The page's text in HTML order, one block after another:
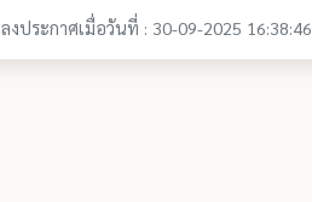
ลงประกาศเมื่อวันที่ : 30-09-2025 16:38:46